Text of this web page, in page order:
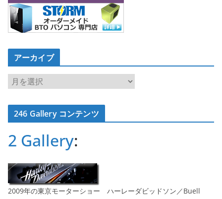
アーカイブ
ア
ー
カ
イ246 Gallery コンテンツ
2 Gallery:
2009年の東京モーターショー ハーレーダビッドソン／Buell